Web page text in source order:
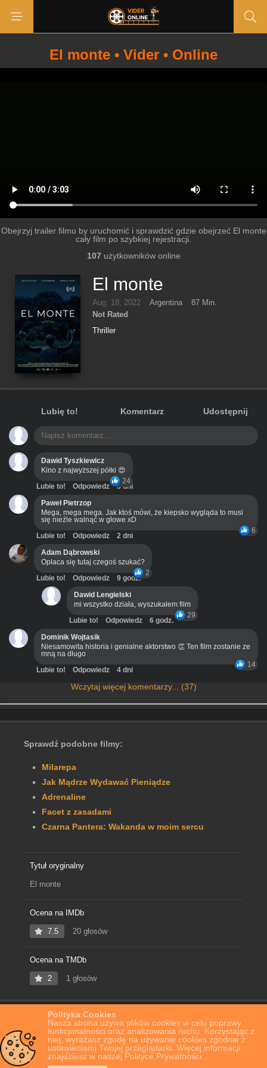
Polityka Cookies
Nasza strona używa plików cookies w celu poprawy
funkcjonalności oraz analizowania ruchu. Korzystając z
niej, wyrażasz zgodę na używanie cookies zgodnie z
ustawieniami Twojej przeglądarki. Więcej informacji
znajdziesz w naszej Polityce Prywatności.
El monte • Vider • Online
Obejrzyj trailer filmu by uruchomić i sprawdzić gdzie obejrzeć El monte
cały film po szybkiej rejestracji.
107 użytkowników online
El monte
Aug. 18, 2022 Argentina
87 Min.
Not Rated
Thriller
Lubię to! Komentarz Udostępnij
Dawid Tyszkiewicz
Kino z najwyższej półki 😍
24
Lubie to! Odpowiedz
3 dni
Paweł Pietrzop
Mega, mega mega. Jak ktoś mówi, że kiepsko wygląda to musi
się nieźle walnąć w głowe xD
6
Lubie to! Odpowiedz
2 dni
Adam Dąbrowski
Opłaca się tutaj czegoś szukać?
2
Lubie to! Odpowiedz
9 godz.
Dawid Lengielski
mi wszystko działa, wyszukałem film
29
Lubie to! Odpowiedz
6 godz.
Dominik Wojtasik
Niesamowita historia i genialne aktorstwo 👏 Ten film zostanie ze
mną na długo
14
Lubie to! Odpowiedz 4 dni
Wczytaj więcej komentarzy... (37)
Sprawdź podobne filmy:
Milarepa
Jak Mądrze Wydawać Pieniądze
Adrenaline
Facet z zasadami
Czarna Pantera: Wakanda w moim sercu
Tytuł oryginalny
El monte
Ocena na IMDb
7.5 20 głosów
Ocena na TMDb
2 1 głosów
Film Online El monte